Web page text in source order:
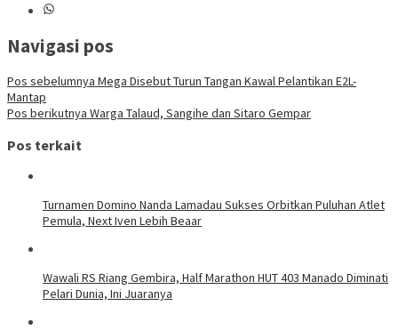
Navigasi pos
Pos sebelumnya Mega Disebut Turun Tangan Kawal Pelantikan E2L-
Mantap
Pos berikutnya Warga Talaud, Sangihe dan Sitaro Gempar
Pos terkait
Turnamen Domino Nanda Lamadau Sukses Orbitkan Puluhan Atlet
Pemula, Next Iven Lebih Beaar
Wawali RS Riang Gembira, Half Marathon HUT 403 Manado Diminati
Pelari Dunia, Ini Juaranya